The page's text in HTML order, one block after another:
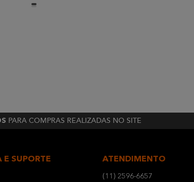
PARA COMPRAS REALIZADAS NO SITE
E SUPORTE ATENDIMENTO
(11) 2596-6657